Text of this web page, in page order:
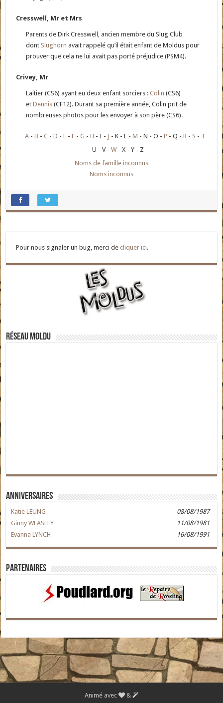
Cresswell, Mr et Mrs
Parents de Dirk Cresswell, ancien membre du Slug Club
dont Slughorn avait rappelé qu’il était enfant de Moldus pour
prouver que cela ne lui avait pas porté préjudice (PSM4).
Crivey, Mr
Laitier (CS6) ayant eu deux enfant sorciers :Colin (CS6)
etDennis (CF12). Durant sa première année, Colin prit de
nombreuses photos pour les envoyer à son père (CS6).
A B C D E F G H I J K L M N O P Q R S
T
U
V W X Y
Z
Noms de famille inconnus
Noms inconnus
Pour nous signaler un bug, merci decliquer ici.
Réseau moldu
Anniversaires
Katie LEUNG
08/08/1987
Ginny WEASLEY
11/08/1981
Evanna LYNCH
16/08/1991
Partenaires
Animé avec &